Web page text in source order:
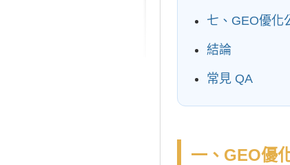
七、GEO優化
結論
常見 QA
一、GEO優